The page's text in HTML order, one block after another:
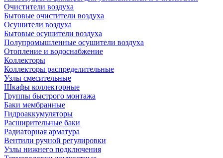
Очистители воздуха
Бытовые очистители воздуха
Осушители воздуха
Бытовые осушители воздуха
Полупромышленные осушители воздуха
Отопление и водоснабжение
Коллекторы
Коллекторы распределительные
Узлы смесительные
Шкафы коллекторные
Группы быстрого монтажа
Баки мембранные
Гидроаккумуляторы
Расширительные баки
Радиаторная арматура
Вентили ручной регулировки
Узлы нижнего подключения